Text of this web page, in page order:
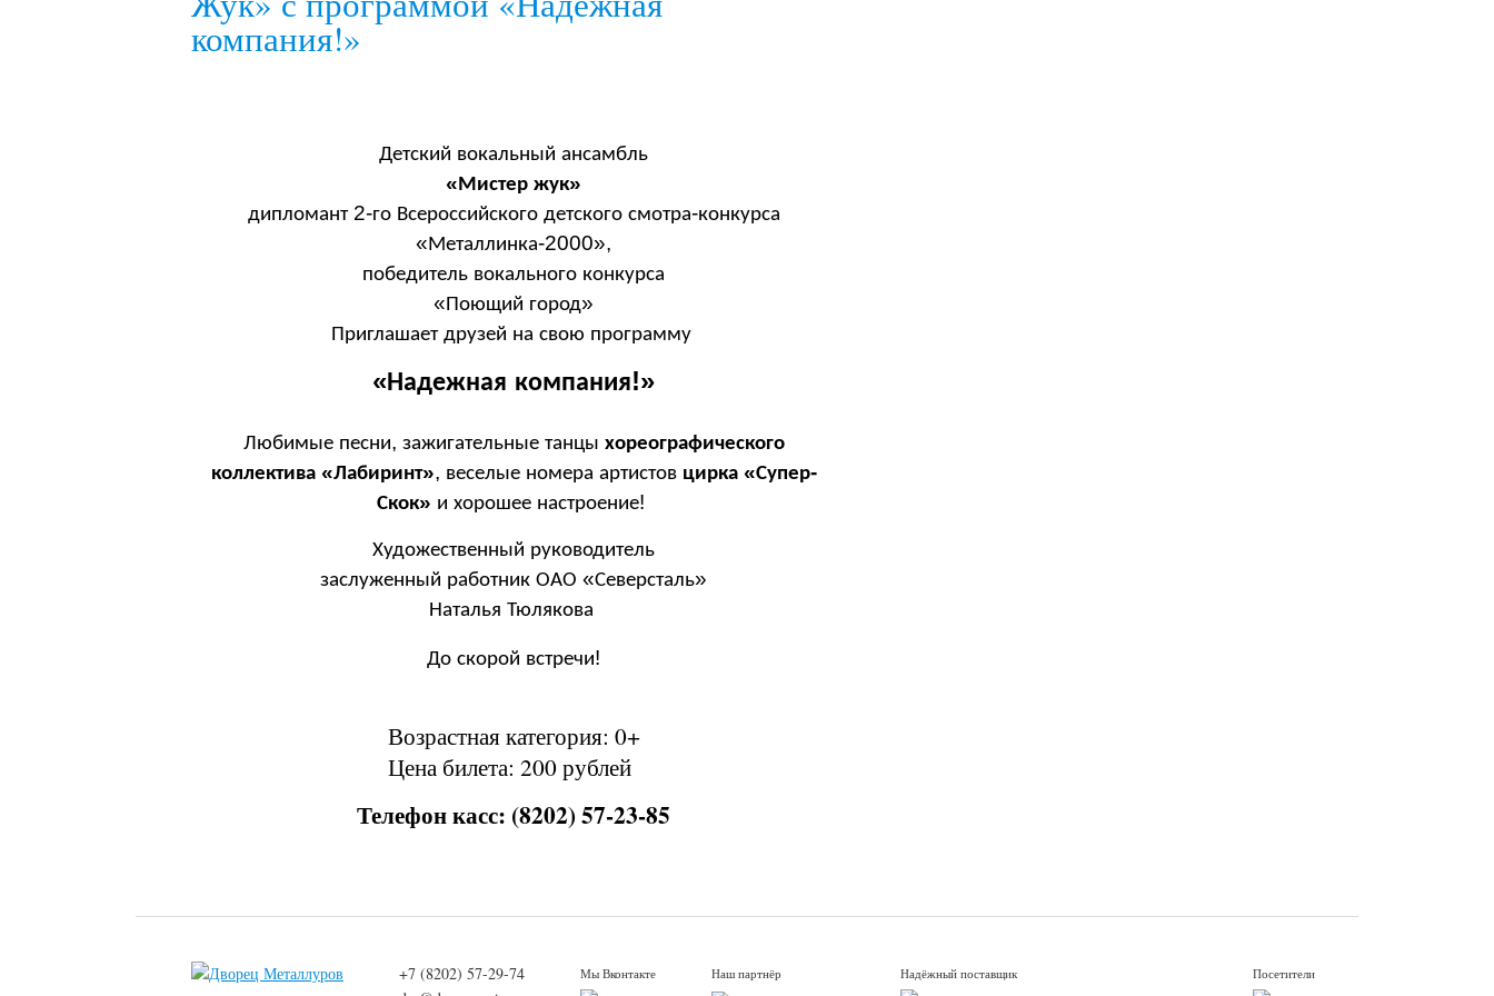
компания!»
Детский вокальный ансамбль
«Мистер жук»
дипломант2-го Всероссийского детского смотра-конкурса
«Металлинка-2000»,
победитель вокального конкурса
«Поющий город»
Приглашает друзей на свою программу
«Надежная компания!»
Любимые песни, зажигательные танцы хореографического
коллектива «Лабиринт», веселые номера артистов цирка «Супер-
Скок» и хорошее настроение!
Художественный руководитель
заслуженный работник ОАО «Северсталь»
Наталья Тюлякова
До скорой встречи!
Возрастная категория: 0+
Цена билета: 200 рублей
Телефон касс: (8202) 57-23-85
+7 (8202) 57-29-74
Мы Вконтакте Наш партнёр Надёжный поставщик Посетители